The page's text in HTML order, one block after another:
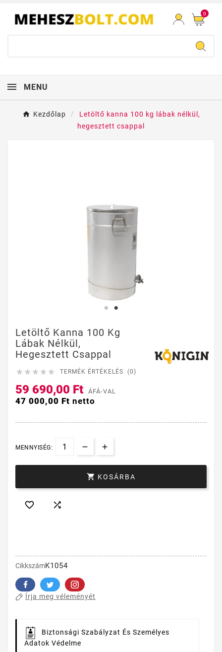
0
MENU
Kezdőlap
Letöltő kanna 100 kg lábak nélkül,
hegesztett csappal
Letöltő Kanna 100 Kg
Lábak Nélkül,
Hegesztett Csappal
     TERMÉK ÉRTÉKELÉS (0)
59 690,00 Ft ÁFÁ-VAL
47 000,00 Ft netto
MENNYISÉG:
 KOSÁRBA
 
CikkszámK1054
Írja meg véleményét
Biztonsági Szabályzat És Személyes
Adatok Védelme